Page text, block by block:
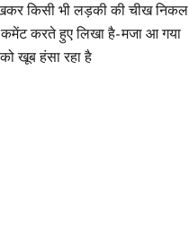
किसी भी लड़की की चीख निकल
करते हुए लिखा है- मजा आ गया
खूब हंसा रहा है